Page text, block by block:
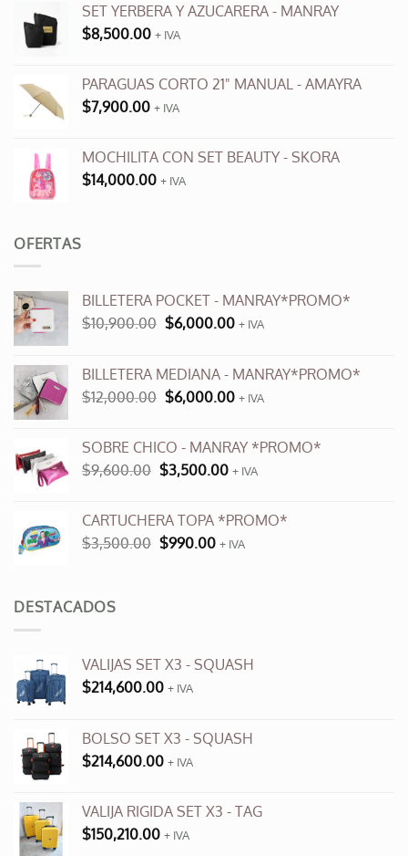
SET YERBERA Y AZUCARERA - MANRAY
$8,500.00 + IVA
PARAGUAS CORTO 21" MANUAL - AMAYRA
$7,900.00 + IVA
MOCHILITA CON SET BEAUTY - SKORA
$14,000.00 + IVA
OFERTAS
BILLETERA POCKET - MANRAY*PROMO*
$10,900.00 El
era:
$10,900.00.
$6,000.00El
es:
$6,000.00.
+ IVA
BILLETERA MEDIANA - MANRAY*PROMO*
$12,000.00 El
era:
$12,000.00.
$6,000.00El
es:
$6,000.00.
+ IVA
SOBRE CHICO - MANRAY *PROMO*
$9,600.00 El
era:
$9,600.00.
$3,500.00El
es:
$3,500.00.
+ IVA
CARTUCHERA TOPA *PROMO*
$3,500.00 El
$990.00El+ IVA
DESTACADOS
VALIJAS SET X3 - SQUASH
$214,600.00 + IVA
BOLSO SET X3 - SQUASH
$214,600.00 + IVA
VALIJA RIGIDA SET X3 - TAG
$150,210.00 + IVA